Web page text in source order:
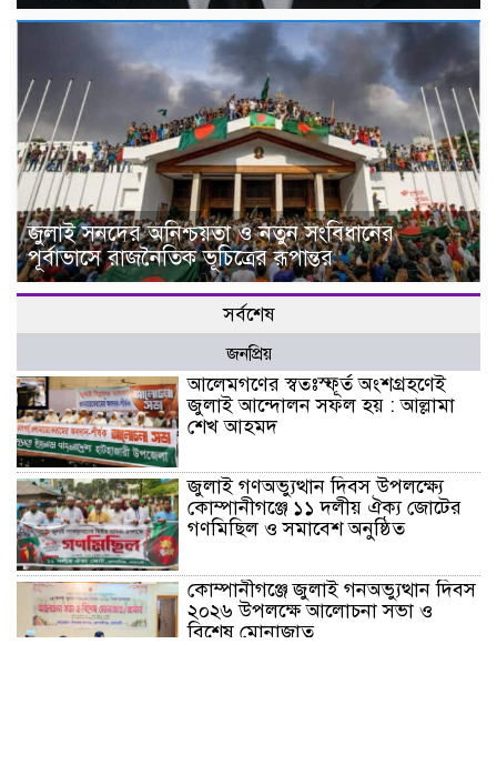
জুলাই সনদের অনিশ্চয়তা ও নতুন সংবিধানের
পূর্বাভাসে রাজনৈতিক ভূচিত্রের রূপান্তর
সর্বশেষ
জনপ্রিয়
আলেমগণের স্বতঃস্ফূর্ত অংশগ্রহণেই
জুলাই আন্দোলন সফল হয় : আল্লামা
শেখ আহমদ
জুলাই গণঅভ্যুত্থান দিবস উপলক্ষ্যে
কোম্পানীগঞ্জে ১১ দলীয় ঐক্য জোটের
গণমিছিল ও সমাবেশ অনুষ্ঠিত
কোম্পানীগঞ্জে জুলাই গনঅভ্যুত্থান দিবস
২০২৬ উপলক্ষে আলোচনা সভা ও
বিশেষ মোনাজাত